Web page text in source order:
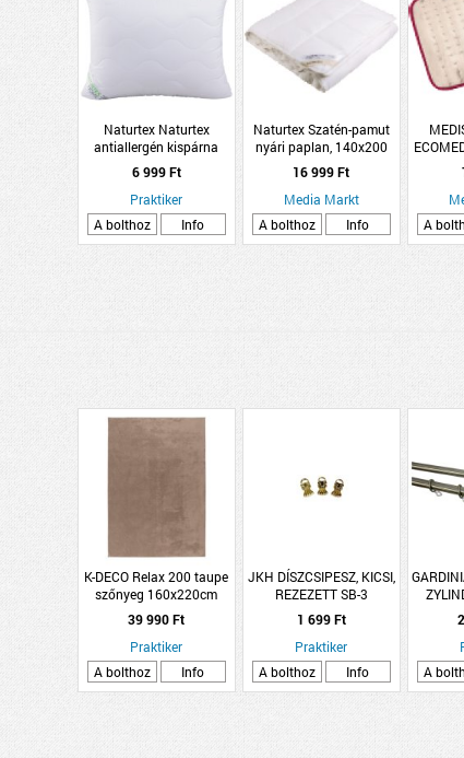
Naturtex Naturtex
antiallergén kispárna
40x50 cm poliészter
6 999 Ft
Praktiker
A bolthoz
Info
Naturtex Szatén-pamut
nyári paplan, 140x200
cm, 600g
16 999 Ft
Media Markt
A bolthoz
Info
A
K-DECO Relax 200 taupe
szőnyeg 160x220cm
39 990 Ft
Praktiker
A bolthoz
Info
JKH DÍSZCSIPESZ, KICSI,
REZEZETT SB-3
1 699 Ft
Praktiker
A bolthoz
Info
SOROS
A